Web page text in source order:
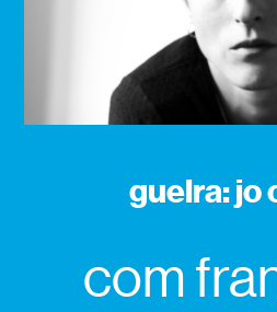
guelra: jo
com